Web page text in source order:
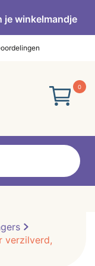
je winkelmandje
0
verzilverd,